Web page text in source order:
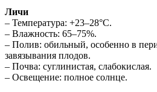
Личи
– Температура: +23–28°C.
– Влажность: 65–75%.
– Полив: обильный, особенно в
завязывания плодов.
– Почва: суглинистая, слабокислая.
– Освещение: полное солнце.